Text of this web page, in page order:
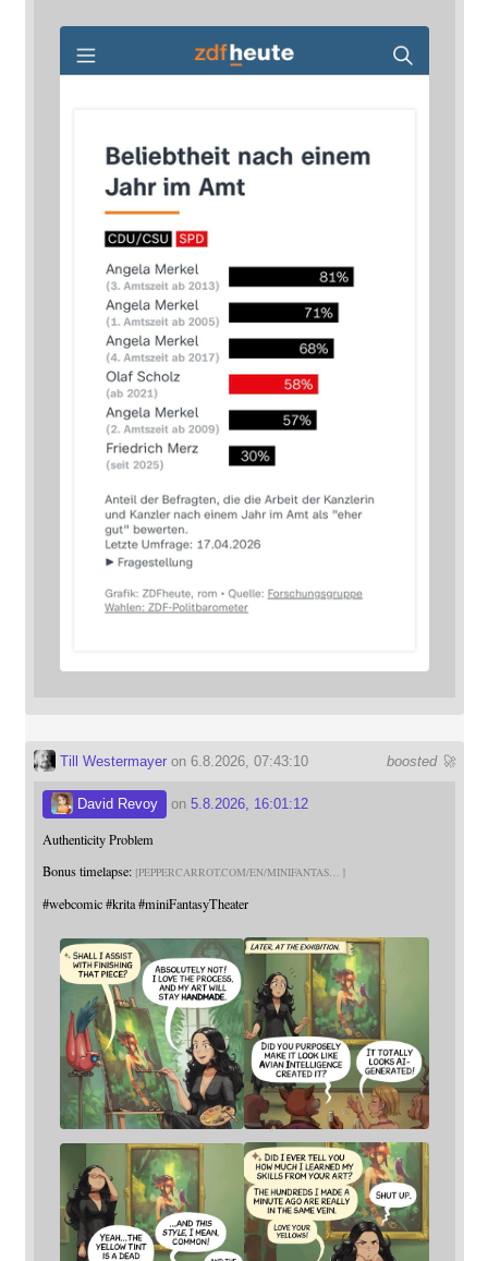
boosted 🚀
Till Westermayeron 6.8.2026, 07:43:10
David Revoy on 5.8.2026, 16:01:12
Authenticity Problem
Bonus timelapse: PEPPERCARROT.COM/EN/MINIFANTAS
#webcomic #krita #miniFantasyTheater